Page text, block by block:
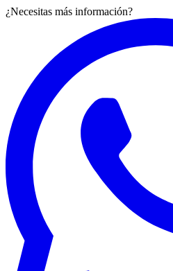
¿Necesitas más información?